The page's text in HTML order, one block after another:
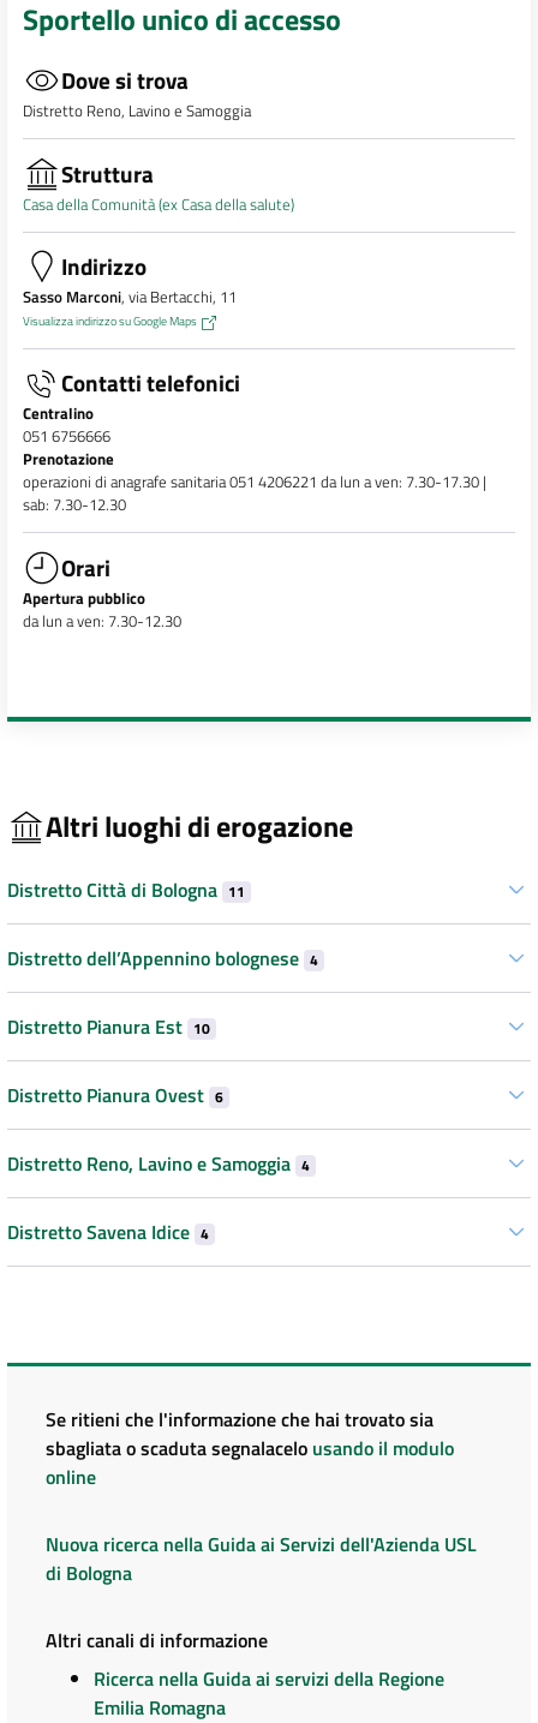
Sportello unico di accesso
Dove si trova
Distretto Reno, Lavino e Samoggia
Struttura
Casa della Comunità (ex Casa della salute)
Indirizzo
Sasso Marconi, via Bertacchi, 11
Visualizza indirizzo su Google Maps
Contatti telefonici
Centralino
051 6756666
Prenotazione
operazioni di anagrafe sanitaria 051 4206221 da lun a ven: 7.30-17.30 |
sab: 7.30-12.30
Orari
Apertura pubblico
da lun a ven: 7.30-12.30
Altri luoghi di erogazione
Distretto Città di Bologna 11
Distretto dell’Appennino bolognese 4
Distretto Pianura Est 10
Distretto Pianura Ovest 6
Distretto Reno, Lavino e Samoggia 4
Distretto Savena Idice 4
Se ritieni che l'informazione che hai trovato sia
sbagliata o scaduta segnalacelo usando il modulo
online
Nuova ricerca nella Guida ai Servizi dell'Azienda USL
di Bologna
Altri canali di informazione
Ricerca nella Guida ai servizi della Regione
Emilia Romagna